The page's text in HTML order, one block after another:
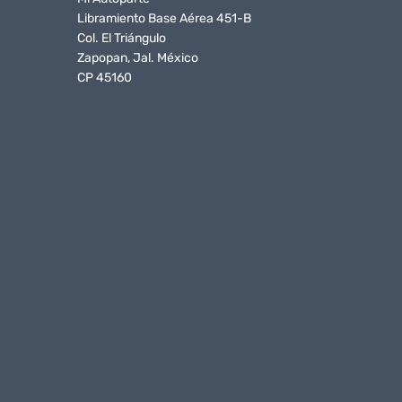
Libramiento Base Aérea 451-B
Col. El Triángulo
Zapopan, Jal. México
CP 45160